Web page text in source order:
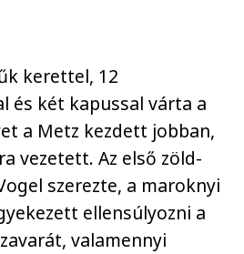
kerettel, 12
és két kapussal várta a
a Metz kezdett jobban,
vezetett. Az első zöld-
szerezte, a maroknyi
ellensúlyozni a
valamennyi